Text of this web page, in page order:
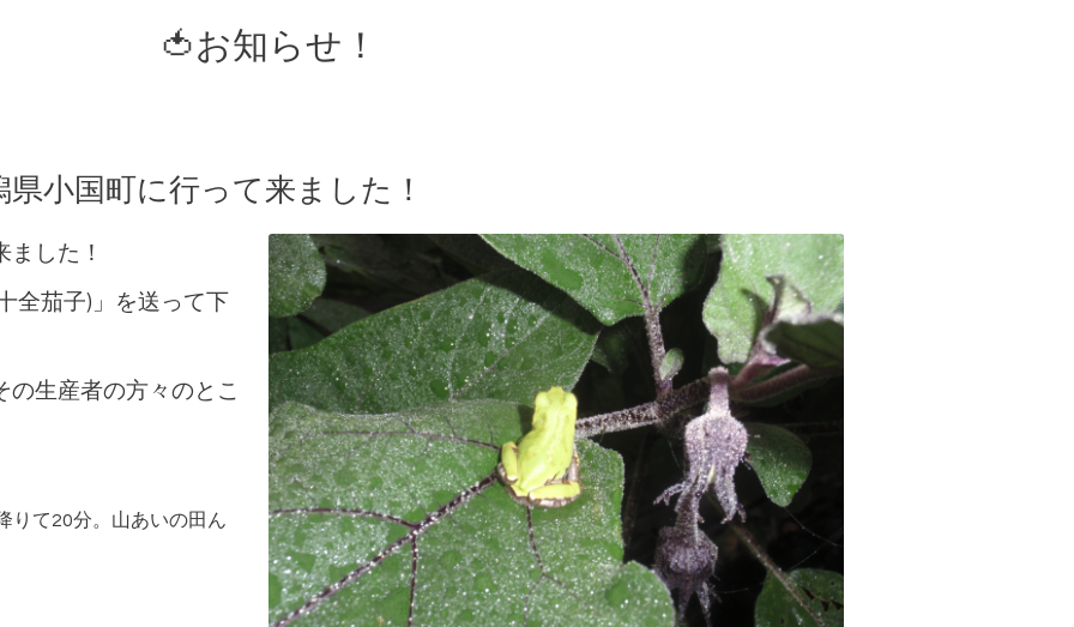
🍅お知らせ！
小国町に行って来ました！
した！
全茄子)」を送って下
の生産者の方々のとこ
りて20分。山あいの田ん